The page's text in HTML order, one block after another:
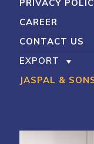
PRIVACY
CAREER
CONTACT US
EXPORT
JASPAL &